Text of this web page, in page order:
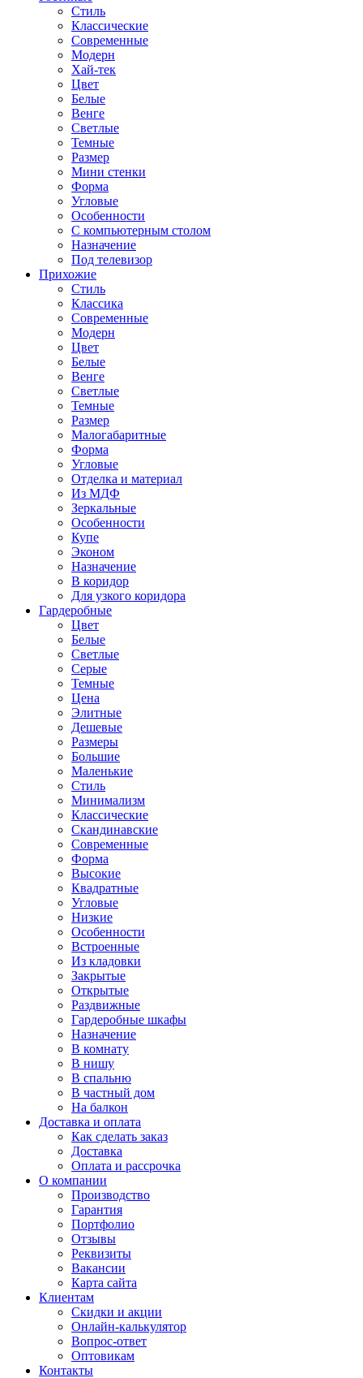
Стиль
Классические
Современные
Модерн
Хай-тек
Цвет
Белые
Венге
Светлые
Темные
Размер
Мини стенки
Форма
Угловые
Особенности
С компьютерным столом
Назначение
Под телевизор
Прихожие
Стиль
Классика
Современные
Модерн
Цвет
Белые
Венге
Светлые
Темные
Размер
Малогабаритные
Форма
Угловые
Отделка и материал
Из МДФ
Зеркальные
Особенности
Купе
Эконом
Назначение
В коридор
Для узкого коридора
Гардеробные
Цвет
Белые
Светлые
Серые
Темные
Цена
Элитные
Дешевые
Размеры
Большие
Маленькие
Стиль
Минимализм
Классические
Скандинавские
Современные
Форма
Высокие
Квадратные
Угловые
Низкие
Особенности
Встроенные
Из кладовки
Закрытые
Открытые
Раздвижные
Гардеробные шкафы
Назначение
В комнату
В нишу
В спальню
В частный дом
На балкон
Доставка и оплата
Как сделать заказ
Доставка
Оплата и рассрочка
О компании
Производство
Гарантия
Портфолио
Отзывы
Реквизиты
Вакансии
Карта сайта
Клиентам
Скидки и акции
Онлайн-калькулятор
Вопрос-ответ
Оптовикам
Контакты